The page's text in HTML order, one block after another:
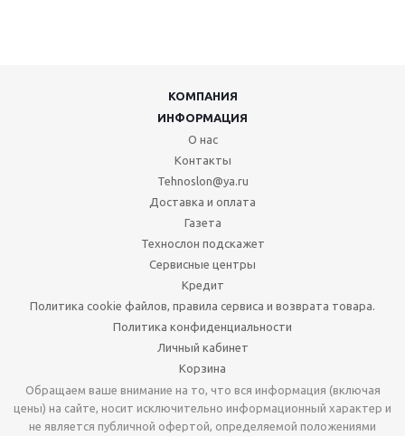
КОМПАНИЯ
ИНФОРМАЦИЯ
О нас
Контакты
Tehnoslon@ya.ru
Доставка и оплата
Газета
Технослон подскажет
Сервисные центры
Кредит
Политика cookie файлов, правила сервиса и возврата товара.
Политика конфиденциальности
Личный кабинет
Корзина
Обращаем ваше внимание на то, что вся информация (включая
цены) на сайте, носит исключительно информационный характер и
не является публичной офертой, определяемой положениями